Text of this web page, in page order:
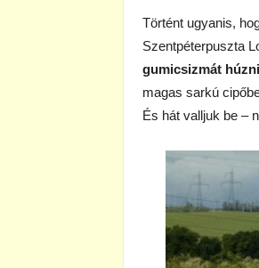
Történt ugyanis,
Szentpéterpuszta
gumicsizmát
magas sarkú
És hát valljuk be –